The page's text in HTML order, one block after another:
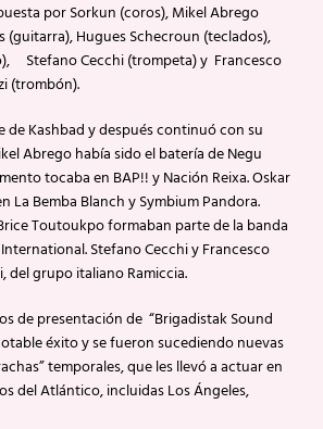
por Sorkun (coros), Mikel Abrego
(guitarra), Hugues Schecroun (teclados),
Stefano Cecchi (trompeta) y Francesco
(trombón).
de Kashbad y después continuó con su
Abrego había sido el batería de Negu
tocaba en BAP!! y Nación Reixa. Oskar
La Bemba Blanch y Symbium Pandora.
Toutoukpo formaban parte de la banda
Stefano Cecchi y Francesco
del grupo italiano Ramiccia.
de presentación de “Brigadistak Sound
éxito y se fueron sucediendo nuevas
temporales, que les llevó a actuar en
del Atlántico, incluidas Los Ángeles,